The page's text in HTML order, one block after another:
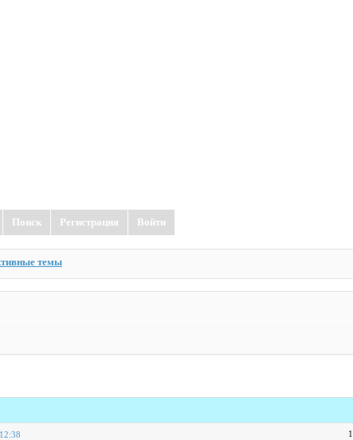
Поиск Регистрация Войти
темы
1